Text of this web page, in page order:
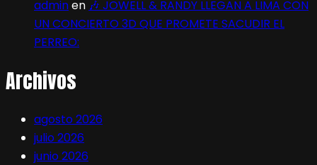
adminen 🎶 JOWELL & RANDY LLEGAN A LIMA CON
UN CONCIERTO 3D QUE PROMETE SACUDIR EL
PERREO:
Archivos
agosto 2026
julio 2026
junio 2026